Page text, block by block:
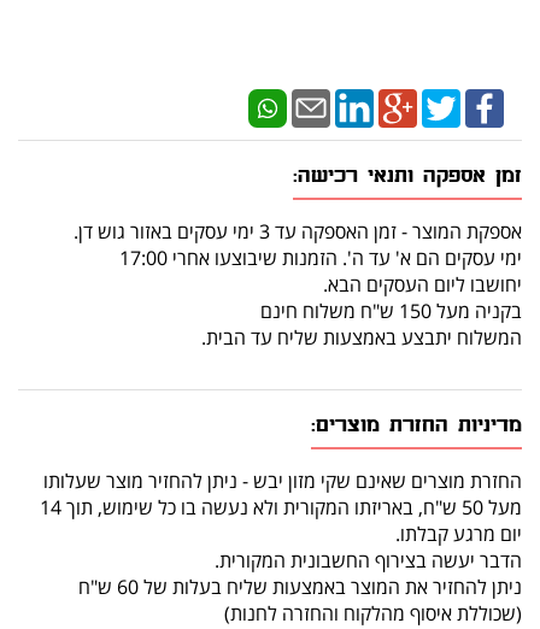
זמן אספקה ותנאי רכישה:
אספקת המוצר - זמן האספקה עד 3 ימי עסקים באזור גוש דן.
ימי עסקים הם א' עד ה'. הזמנות שיבוצעו אחרי 17:00
יחושבו ליום העסקים הבא.
בקניה מעל 150 ש"ח משלוח חינם
המשלוח יתבצע באמצעות שליח עד הבית.
מדיניות החזרת מוצרים:
החזרת מוצרים שאינם שקי מזון יבש - ניתן להחזיר מוצר שעלותו
מעל 50 ש"ח, באריזתו המקורית ולא נעשה בו כל שימוש, תוך 14
יום מרגע קבלתו.
הדבר יעשה בצירוף החשבונית המקורית.
ניתן להחזיר את המוצר באמצעות שליח בעלות של 60 ש"ח
(שכוללת איסוף מהלקוח והחזרה לחנות)